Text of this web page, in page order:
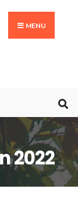
MENU
2022